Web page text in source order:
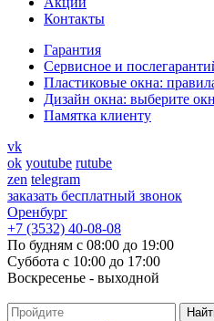
Контакты
Гарантия
Cервисное и
Пластиковые окна:
Дизайн окна: выберите
Памятка клиенту
vk
ok youtube rutube
zen telegram
заказать бесплатный звонок
Оренбург
+7 (3532) 40-08-08
По будням с 08:00 до 19:00
Суббота с 10:00 до 17:00
Воскресенье - выходной